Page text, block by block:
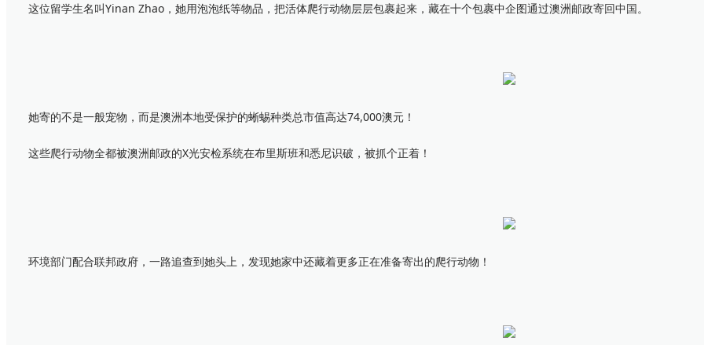
这位留学生名叫Yinan Zhao，她用泡泡纸等物品，把活体爬行动物层层包裹起来，藏在十个包裹中企图通过澳洲邮政寄回中国。
她寄的不是一般宠物，而是澳洲本地受保护的蜥蜴种类总市值高达74,000澳元！
这些爬行动物全都被澳洲邮政的X光安检系统在布里斯班和悉尼识破，被抓个正着！
环境部门配合联邦政府，一路追查到她头上，发现她家中还藏着更多正在准备寄出的爬行动物！